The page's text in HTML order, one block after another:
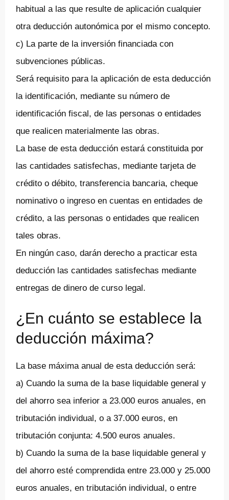
habitual a las que resulte de aplicación cualquier
otra deducción autonómica por el mismo concepto.
c) La parte de la inversión financiada con
subvenciones públicas.
Será requisito para la aplicación de esta deducción
la identificación, mediante su número de
identificación fiscal, de las personas o entidades
que realicen materialmente las obras.
La base de esta deducción estará constituida por
las cantidades satisfechas, mediante tarjeta de
crédito o débito, transferencia bancaria, cheque
nominativo o ingreso en cuentas en entidades de
crédito, a las personas o entidades que realicen
tales obras.
En ningún caso, darán derecho a practicar esta
deducción las cantidades satisfechas mediante
entregas de dinero de curso legal.
¿En cuánto se establece la
deducción máxima?
La base máxima anual de esta deducción será:
a) Cuando la suma de la base liquidable general y
del ahorro sea inferior a 23.000 euros anuales, en
tributación individual, o a 37.000 euros, en
tributación conjunta: 4.500 euros anuales.
b) Cuando la suma de la base liquidable general y
del ahorro esté comprendida entre 23.000 y 25.000
euros anuales, en tributación individual, o entre